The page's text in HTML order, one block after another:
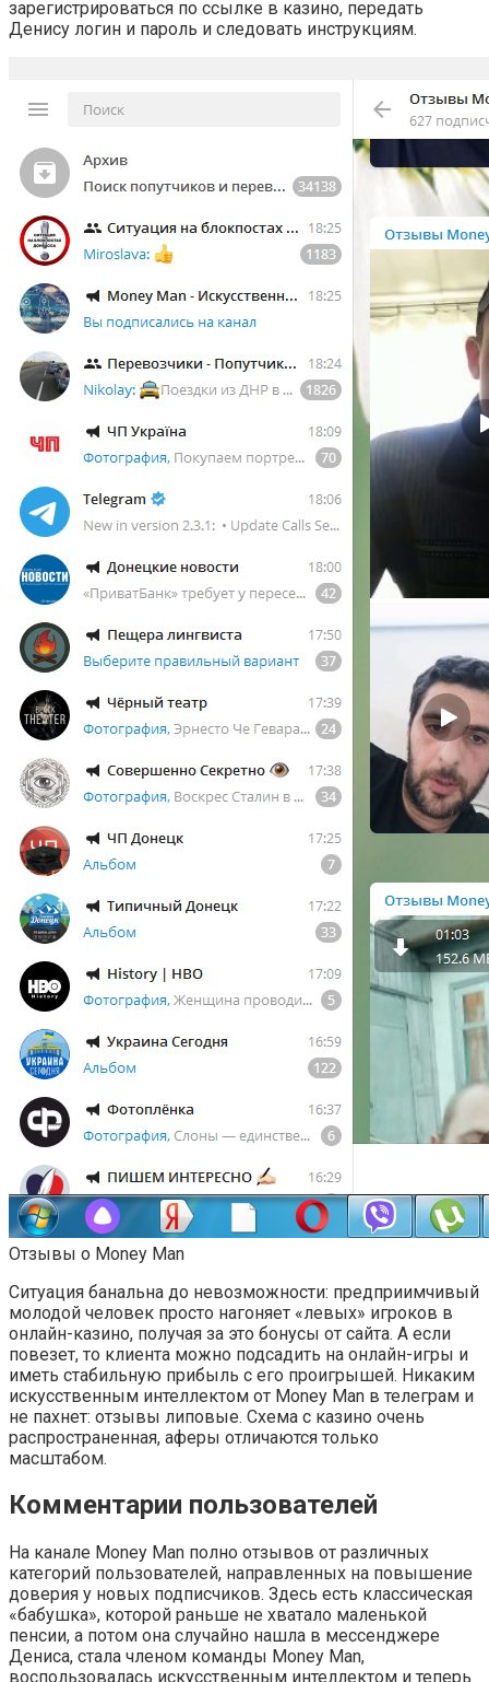
зарегистрироваться по ссылке в казино, передать
Денису логин и пароль и следовать инструкциям.
Отзывы о Money Man
Ситуация банальна до невозможности: предприимчивый
молодой человек просто нагоняет «левых» игроков в
онлайн-казино, получая за это бонусы от сайта. А если
повезет, то клиента можно подсадить на онлайн-игры и
иметь стабильную прибыль с его проигрышей. Никаким
искусственным интеллектом от Money Man в телеграм и
не пахнет: отзывы липовые. Схема с казино очень
распространенная, аферы отличаются только
масштабом.
Комментарии пользователей
На канале Money Man полно отзывов от различных
категорий пользователей, направленных на повышение
доверия у новых подписчиков. Здесь есть классическая
«бабушка», которой раньше не хватало маленькой
пенсии, а потом она случайно нашла в мессенджере
Дениса, стала членом команды Money Man,
воспользовалась искусственным интеллектом и теперь